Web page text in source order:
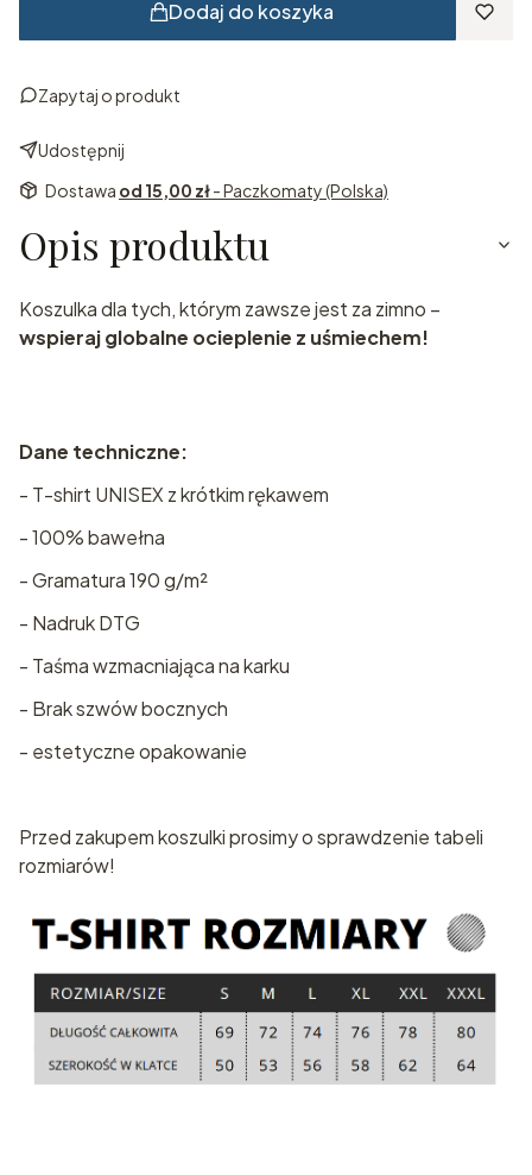
Dodaj do koszyka
Zapytaj o produkt
Udostępnij
Dostawa od 15,00 zł- Paczkomaty (Polska)
Opis produktu
Koszulka dla tych, którym zawsze jest za zimno –
wspieraj globalne ocieplenie z uśmiechem!
Dane techniczne:
- T-shirt UNISEX z krótkim rękawem
- 100% bawełna
- Gramatura 190 g/m²
- Nadruk DTG
- Taśma wzmacniająca na karku
- Brak szwów bocznych
- estetyczne opakowanie
Przed zakupem koszulki prosimy o sprawdzenie tabeli
rozmiarów!